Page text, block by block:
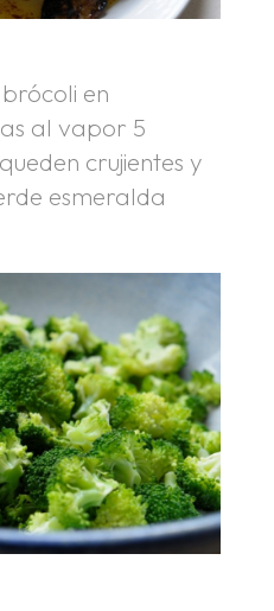
en
al vapor 5
crujientes y
esmeralda